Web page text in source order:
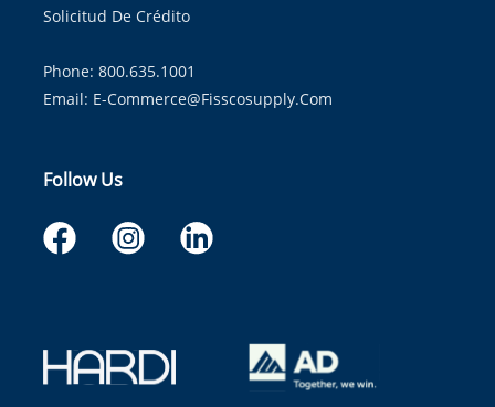
Solicitud De Crédito
Phone: 800.635.1001
Email: E-Commerce@fisscosupply.com
Follow Us